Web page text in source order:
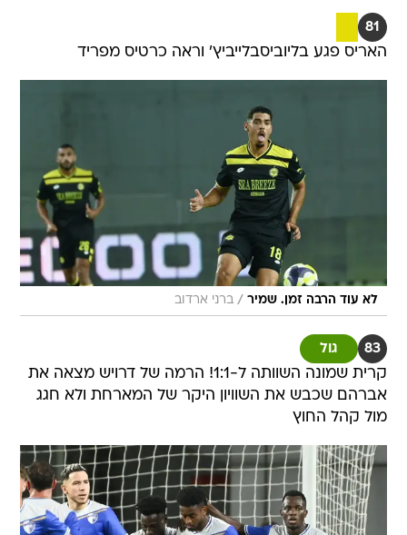
81
האריס פגע בליוביסבלייביץ' וראה כרטיס מפריד
לא עוד הרבה זמן. שמיר / ברני ארדוב
83 גול
קרית שמונה השוותה ל-1:1! הרמה של דרויש מצאה את
אברהם שכבש את השוויון היקר של המארחת ולא חגג
מול קהל החוץ